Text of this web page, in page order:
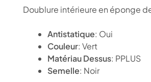
Doublure intérieure en éponge
Antistatique: Oui
Couleur: Vert
Matériau Dessus: PPLUS
Semelle: Noir